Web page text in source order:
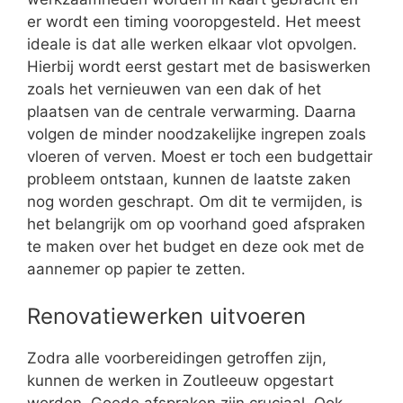
er wordt een timing vooropgesteld. Het meest
ideale is dat alle werken elkaar vlot opvolgen.
Hierbij wordt eerst gestart met de basiswerken
zoals het vernieuwen van een dak of het
plaatsen van de centrale verwarming. Daarna
volgen de minder noodzakelijke ingrepen zoals
vloeren of verven. Moest er toch een budgettair
probleem ontstaan, kunnen de laatste zaken
nog worden geschrapt. Om dit te vermijden, is
het belangrijk om op voorhand goed afspraken
te maken over het budget en deze ook met de
aannemer op papier te zetten.
Renovatiewerken uitvoeren
Zodra alle voorbereidingen getroffen zijn,
kunnen de werken in Zoutleeuw opgestart